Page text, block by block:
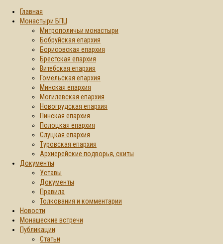
Главная
Монастыри БПЦ
Митрополичьи монастыри
Бобруйская епархия
Борисовская епархия
Брестская епархия
Витебская епархия
Гомельская епархия
Минская епархия
Могилевская епархия
Новогрудская епархия
Пинская епархия
Полоцкая епархия
Слуцкая епархия
Туровская епархия
Архиерейские подворья, скиты
Документы
Уставы
Документы
Правила
Толкования и комментарии
Новости
Монашеские встречи
Публикации
Статьи